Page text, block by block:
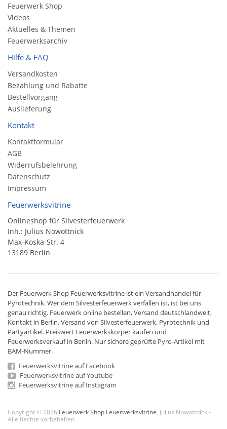
Feuerwerk Shop
Videos
Aktuelles & Themen
Feuerwerksarchiv
Hilfe & FAQ
Versandkosten
Bezahlung und Rabatte
Bestellvorgang
Auslieferung
Kontakt
Kontaktformular
AGB
Widerrufsbelehrung
Datenschutz
Impressum
Feuerwerksvitrine
Onlineshop für Silvesterfeuerwerk
Inh.: Julius Nowottnick
Max-Koska-Str. 4
13189 Berlin
Der Feuerwerk Shop Feuerwerksvitrine ist ein Versandhandelfür
Pyrotechnik. Wer dem Silvesterfeuerwerk verfallen ist, ist bei uns
genau richtig. Feuerwerk online bestellen,Versand deutschlandweit,
Kontakt in Berlin. Versand von Silvesterfeuerwerk, Pyrotechnik und
Partyartikel. Preiswert Feuerwerkskörper kaufen und
Feuerwerksverkauf in Berlin. Nur sichere geprüfte Pyro-Artikel mit
BAM-Nummer.
Feuerwerksvitrine auf Facebook
Feuerwerksvitrine auf Youtube
Feuerwerksvitrine auf Instagram
Copyright © 2026 Feuerwerk Shop Feuerwerksvitrine , Julius Nowottnick -
Alle Rechte vorbehalten